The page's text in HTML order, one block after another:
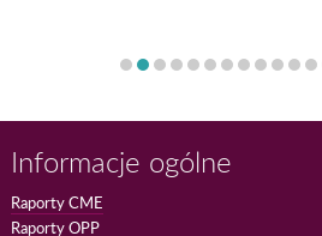
Informacje ogólne
Raporty CME
Raporty OPP